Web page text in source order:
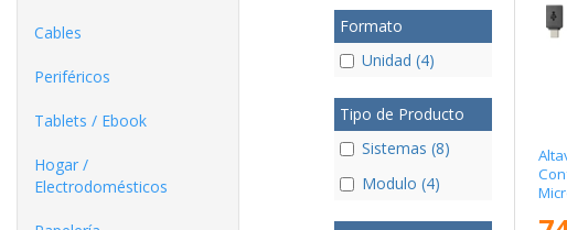
Cables
Periféricos
Tablets / Ebook
Hogar /
Electrodomésticos
Formato
Unidad (4)
Tipo de Producto
Sistemas (8)
Modulo (4)